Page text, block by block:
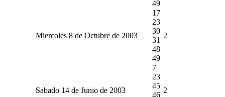
49
Miercoles 8 de Octubre de 2003
17
23
30
31
48
49
2
Sabado 14 de Junio de 2003
7
23
45
46
2